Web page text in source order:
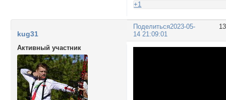
+1
Поделиться2023-05-
14 21:09:01
kug31
Активный участник